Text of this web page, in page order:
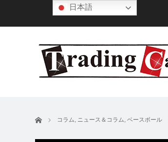
ホーム コラム, ニュース＆コラム, ベースボール
日本語